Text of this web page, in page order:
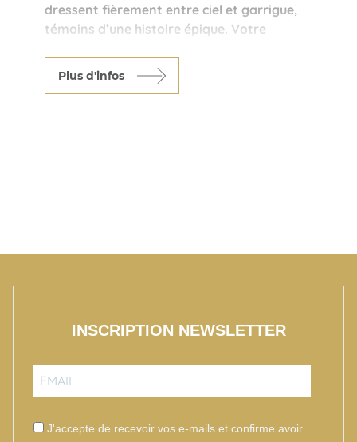
dressent fièrement entre ciel et garrigue,
témoins d’une histoire épique. Votre
la Maison d’Hôtes de Fontfroide, s’enrichit
de dégustations authentiques à la Cave
Plus d'infos
INSCRIPTION NEWSLETTER
J'accepte de recevoir vos e-mails et confirme avoir